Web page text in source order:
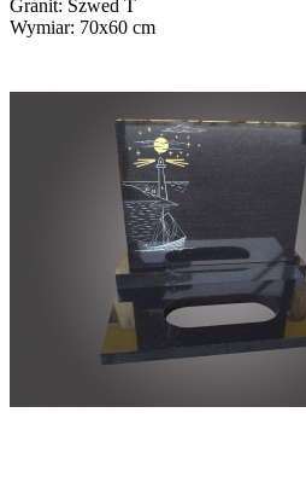
Granit: Szwed T
Wymiar: 70x60 cm